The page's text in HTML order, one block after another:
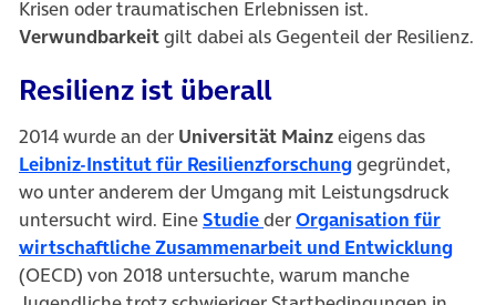
Krisen oder traumatischen Erlebnissen ist.
Verwundbarkeitgilt dabei als Gegenteil der Resilienz.
Resilienz ist überall
2014 wurde an der Universität Mainzeigens das
Leibniz-Institut für Resilienzforschung(öffnet in
gegründet,
wo unter anderem der Umgang mit Leistungsdruck
untersucht wird. EineStudie(öffnet in neuem Tab)
derOrganisation für
wirtschaftliche Zusammenarbeit und Entwicklung
(OECD) von 2018 untersuchte, warum manche